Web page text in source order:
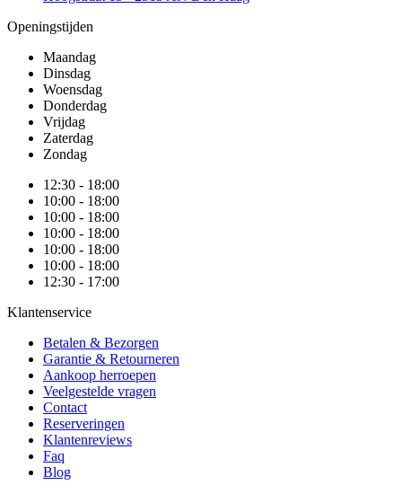
Openingstijden
Maandag
Dinsdag
Woensdag
Donderdag
Vrijdag
Zaterdag
Zondag
12:30 - 18:00
10:00 - 18:00
10:00 - 18:00
10:00 - 18:00
10:00 - 18:00
10:00 - 18:00
12:30 - 17:00
Klantenservice
Betalen & Bezorgen
Garantie & Retourneren
Aankoop herroepen
Veelgestelde vragen
Contact
Reserveringen
Klantenreviews
Faq
Blog